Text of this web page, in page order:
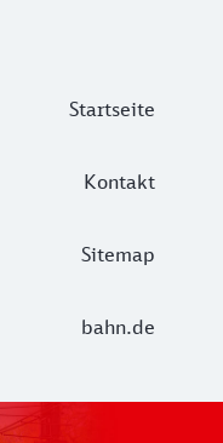
Startseite
Kontakt
Sitemap
bahn.de